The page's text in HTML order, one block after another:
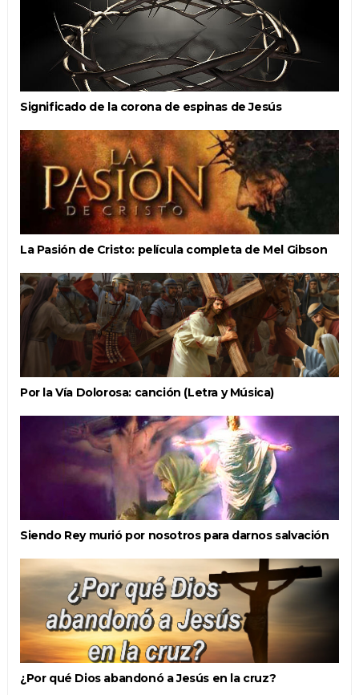
Significado de la corona de espinas de Jesús
La Pasión de Cristo: película completa de Mel Gibson
Por la Vía Dolorosa: canción (Letra y Música)
Siendo Rey murió por nosotros para darnos salvación
¿Por qué Dios abandonó a Jesús en la cruz?